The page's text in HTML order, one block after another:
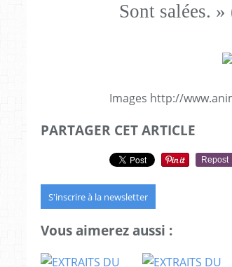
Sont salées.
Images http://
PARTAGER CET ARTICLE
Repost
S'inscrire à la newsletter
Vous aimerez aussi :